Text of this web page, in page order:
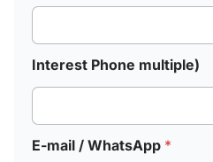
Interest Phone multiple)
E-mail / WhatsApp *